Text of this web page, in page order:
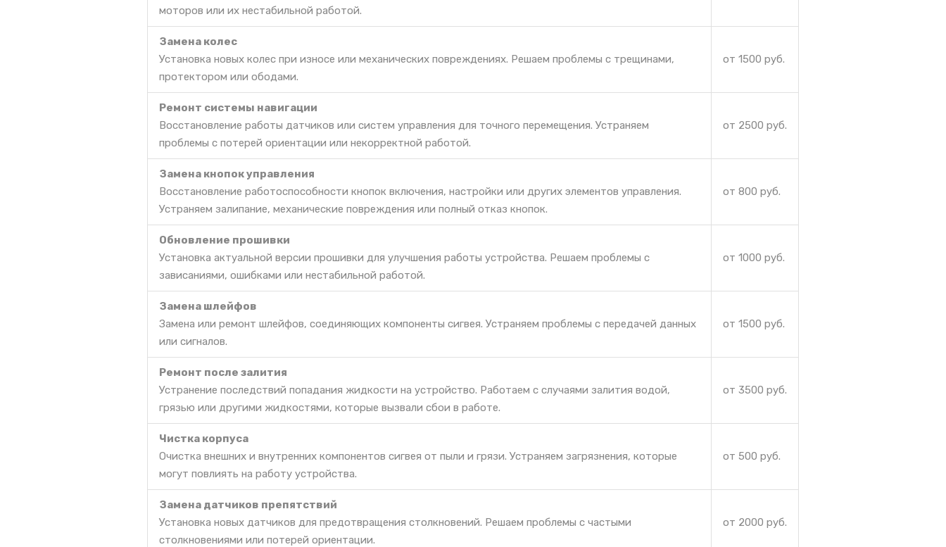
моторов или их нестабильной работой.
Замена колес
Установка новых колес при износе или механических повреждениях. Решаем проблемы с трещинами,
протектором или ободами.
от 1500 руб.
Ремонт системы навигации
Восстановление работы датчиков или систем управления для точного перемещения. Устраняем
проблемы с потерей ориентации или некорректной работой.
от 2500 руб.
Замена кнопок управления
Восстановление работоспособности кнопок включения, настройки или других элементов управления.
Устраняем залипание, механические повреждения или полный отказ кнопок.
от 800 руб.
Обновление прошивки
Установка актуальной версии прошивки для улучшения работы устройства. Решаем проблемы с
зависаниями, ошибками или нестабильной работой.
от 1000 руб.
Замена шлейфов
Замена или ремонт шлейфов, соединяющих компоненты сигвея. Устраняем проблемы с передачей данных
или сигналов.
от 1500 руб.
Ремонт после залития
Устранение последствий попадания жидкости на устройство. Работаем с случаями залития водой,
грязью или другими жидкостями, которые вызвали сбои в работе.
от 3500 руб.
Чистка корпуса
Очистка внешних и внутренних компонентов сигвея от пыли и грязи. Устраняем загрязнения, которые
могут повлиять на работу устройства.
от 500 руб.
Замена датчиков препятствий
Установка новых датчиков для предотвращения столкновений. Решаем проблемы с частыми
столкновениями или потерей ориентации.
от 2000 руб.